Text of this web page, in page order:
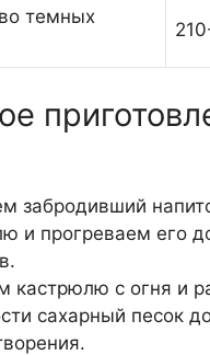
темных
забродивший
и прогреваем его
кастрюлю с огня и
сахарный песок